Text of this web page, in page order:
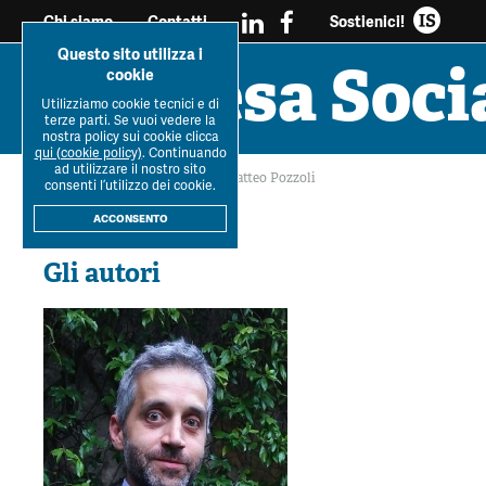
Chi siamo Contatti Sostienici!
ImpresaUltimo Numero La
Tutti i
dossier
Workshop Impresa
Sociale 2021
Impresa
Home>La Rivista>Autori Matteo Pozzoli
Rivista
Gli autori
Questo sito utilizza i
cookie
Utilizziamo cookie tecnici e di
terze parti. Se vuoi vedere la
nostra policy sui cookie clicca
qui (cookie policy). Continuando
ad utilizzare il nostro sito
consenti l’utilizzo dei cookie.
acconsento